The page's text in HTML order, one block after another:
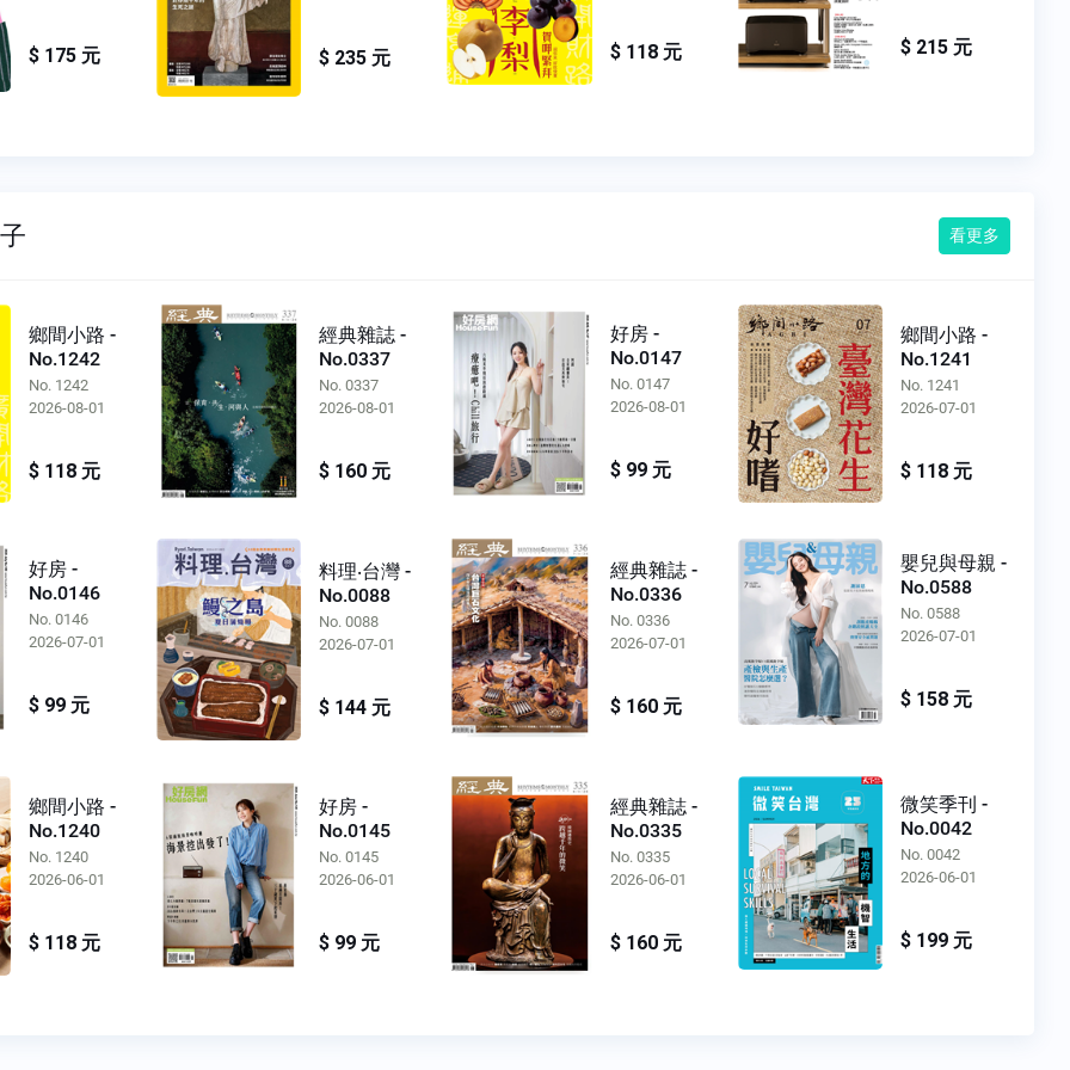
$ 175 元 $ 235 元 $ 118 元 $ 215 元
看更多
鄉間小路 -
No.1242
No. 1242
2026-08-01
$ 118 元
經典雜誌 -
No.0337
No. 0337
2026-08-01
$ 160 元
好房 -
No.0147
No. 0147
2026-08-01
$ 99 元
鄉間小路 -
No.1241
No. 1241
2026-07-01
$ 118 元
好房 -
No.0146
No. 0146
2026-07-01
$ 99 元
料理‧台灣 -
No.0088
No. 0088
2026-07-01
$ 144 元
經典雜誌 -
No.0336
No. 0336
2026-07-01
$ 160 元
嬰兒與母親 -
No.0588
No. 0588
2026-07-01
$ 158 元
鄉間小路 -
No.1240
No. 1240
2026-06-01
$ 118 元
好房 -
No.0145
No. 0145
2026-06-01
$ 99 元
經典雜誌 -
No.0335
No. 0335
2026-06-01
$ 160 元
微笑季刊 -
No.0042
No. 0042
2026-06-01
$ 199 元